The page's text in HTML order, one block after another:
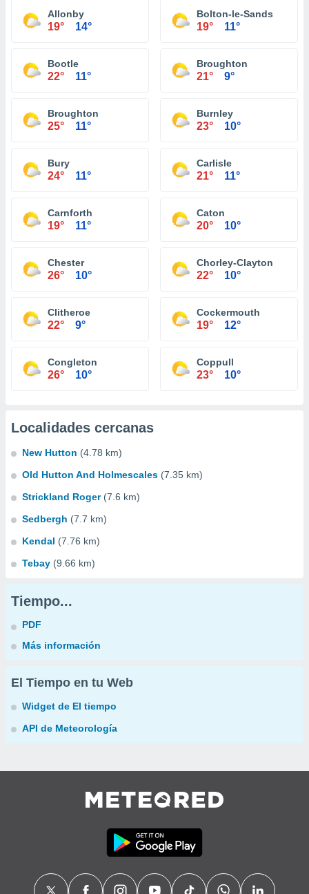
Allonby
19° 14°
Bolton-le-Sands
19° 11°
Bootle
22° 11°
Broughton
21° 9°
Broughton
25° 11°
Burnley
23° 10°
Bury
24° 11°
Carlisle
21° 11°
Carnforth
19° 11°
Caton
20° 10°
Chester
26° 10°
Chorley-Clayton
22° 10°
Clitheroe
22° 9°
Cockermouth
19° 12°
Congleton
26° 10°
Coppull
23° 10°
Localidades cercanas
New Hutton (4.78 km)
Old Hutton And Holmescales (7.35 km)
Strickland Roger (7.6 km)
Sedbergh (7.7 km)
Kendal (7.76 km)
Tebay (9.66 km)
Tiempo...
PDF
Más información
El Tiempo en tu Web
Widget de El tiempo
API de Meteorología